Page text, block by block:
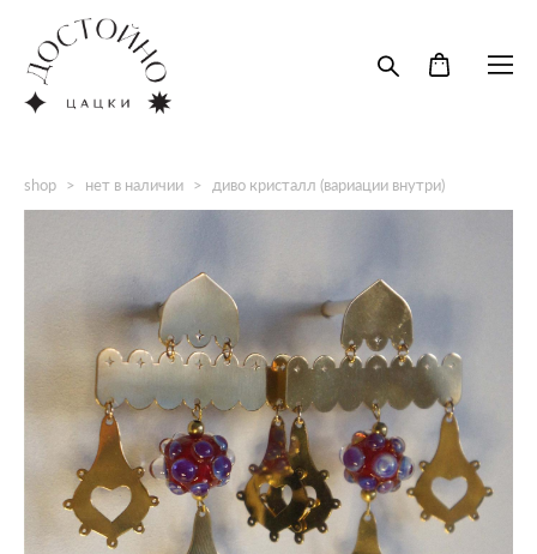
shop > нет в наличии > диво кристалл (вариации внутри)